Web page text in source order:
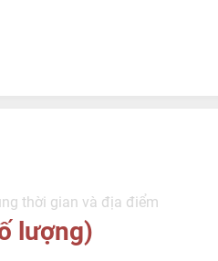
lượng)
thời gian và địa điểm